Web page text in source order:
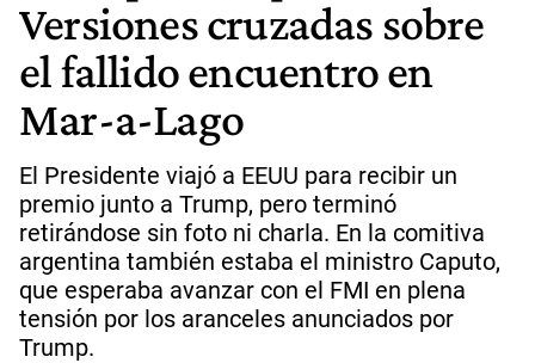
Versiones cruzadas sobre
el fallido encuentro en
Mar-a-Lago
El Presidente viajó a EEUU para recibir un
premio junto a Trump, pero terminó
retirándose sin foto ni charla. En la comitiva
argentina también estaba el ministro Caputo,
que esperaba avanzar con el FMI en plena
tensión por los aranceles anunciados por
Trump.